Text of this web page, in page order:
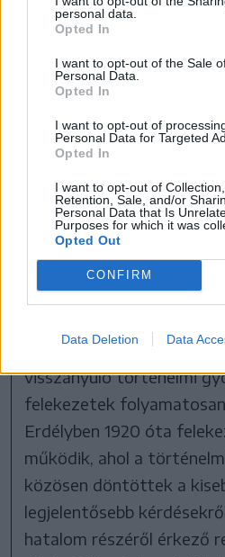
personal data.
Opted In
I want to opt-out of the Sale
Personal Data.
Opted In
I want to opt-out of
Personal Data for Targeted
Opted In
I want to opt-out of Collection,
Retention, Sale, and/or
Personal Data that Is
Purposes for which it was
Opted Out
CONFIRM
Data Deletion Data
madártávlatból
FOTÓ: KISS GÁBOR/ERDÉLYI
„kényszerházasság”
felekezetek között,
sorsközösség. Mik
a pozitív hozadékai?
– Erdélyi sajátosság a
másként működik, mint
Magyarországon vagy
toleranciának egészen
visszanyúló történelmi
felekezetek
Erdélyben 1920 óta
működik, ahol a
közösen döntöttek a
legjelentősebb
hatalom részéről érkező